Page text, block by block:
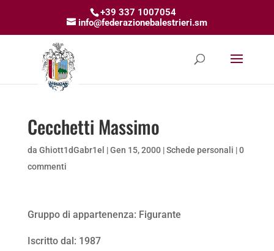
+39 337 1007054
info@federazionebalestrieri.sm
Cecchetti Massimo
da Ghiott1dGabr1el |Gen 15, 2000|Schede personali |0
commenti
Gruppo di appartenenza: Figurante
Iscritto dal: 1987